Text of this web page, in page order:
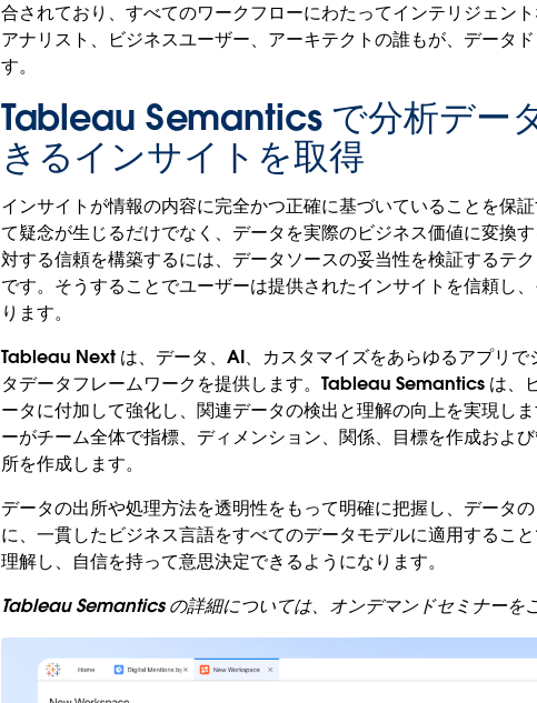
合されており、すべてのワークフローにわたってインテリジェン
アナリスト、ビジネスユーザー、アーキテクトの誰もが、データ
す。
Tableau Semantics で分析デー
きるインサイトを取得
インサイトが情報の内容に完全かつ正確に基づいていることを保
て疑念が生じるだけでなく、データを実際のビジネス価値に変換
対する信頼を構築するには、データソースの妥当性を検証するテ
です。そうすることでユーザーは提供されたインサイトを信頼し
ります。
Tableau Next は、データ、AI、カスタマイズをあらゆるアプリで
タデータフレームワークを提供します。Tableau Semantics は、
ータに付加して強化し、関連データの検出と理解の向上を実現し
ーがチーム全体で指標、ディメンション、関係、目標を作成およ
所を作成します。
データの出所や処理方法を透明性をもって明確に把握し、データ
に、一貫したビジネス言語をすべてのデータモデルに適用するこ
理解し、自信を持って意思決定できるようになります。
Tableau Semantics の詳細については、オンデマンドセミナーを